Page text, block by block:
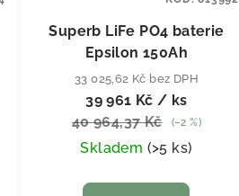
Superb LiFe PO4 baterie
Epsilon 150Ah
33 025,62 Kč bez DPH
39 961 Kč / ks
40 964,37 Kč
(–2 %)
Skladem (>5 ks)